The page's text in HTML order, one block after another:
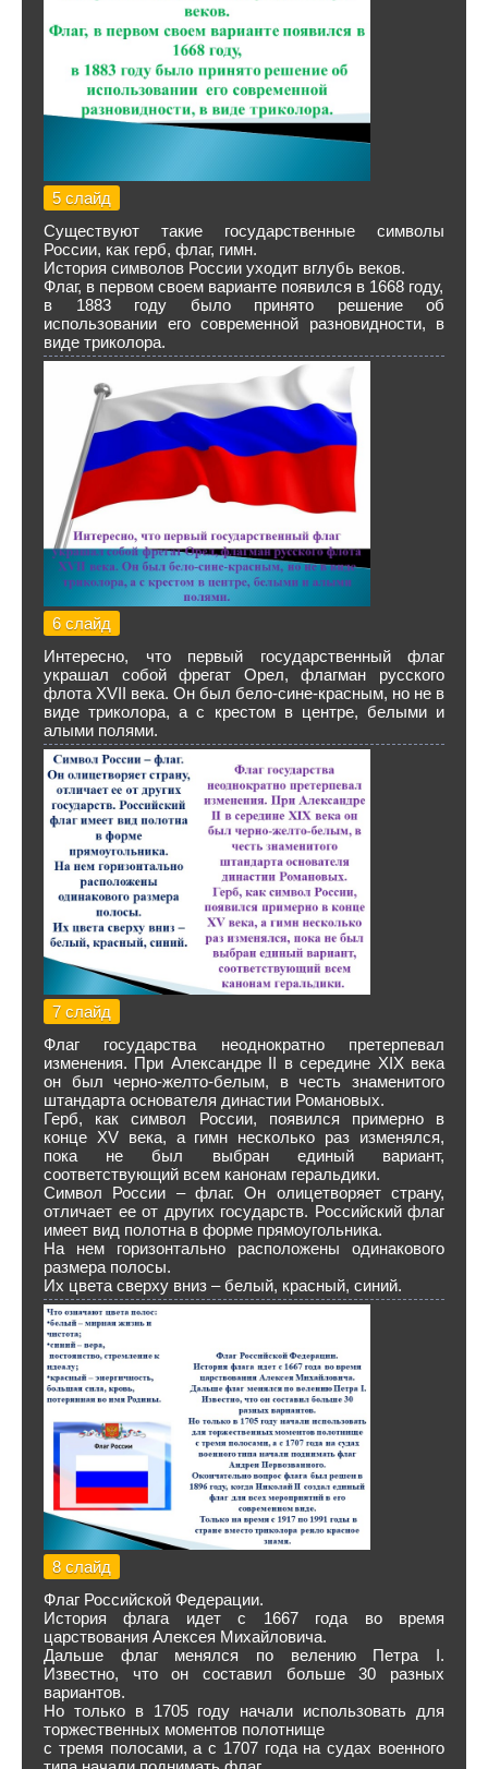
5 слайд
Существуют такие государственные символы
России, как герб, флаг, гимн.
История символов России уходит вглубь веков.
Флаг, в первом своем варианте появился в 1668 году,
в 1883 году было принято решение об
использовании его современной разновидности, в
виде триколора.
6 слайд
Интересно, что первый государственный флаг
украшал собой фрегат Орел, флагман русского
флота XVII века. Он был бело-сине-красным, но не в
виде триколора, а с крестом в центре, белыми и
алыми полями.
7 слайд
Флаг государства неоднократно претерпевал
изменения. При Александре II в середине XIX века
он был черно-желто-белым, в честь знаменитого
штандарта основателя династии Романовых.
Герб, как символ России, появился примерно в
конце XV века, а гимн несколько раз изменялся,
пока не был выбран единый вариант,
соответствующий всем канонам геральдики.
Символ России – флаг. Он олицетворяет страну,
отличает ее от других государств. Российский флаг
имеет вид полотна в форме прямоугольника.
На нем горизонтально расположены одинакового
размера полосы.
Их цвета сверху вниз – белый, красный, синий.
8 слайд
Флаг Российской Федерации.
История флага идет с 1667 года во время
царствования Алексея Михайловича.
Дальше флаг менялся по велению Петра I.
Известно, что он составил больше 30 разных
вариантов.
Но только в 1705 году начали использовать для
торжественных моментов полотнище
с тремя полосами, а с 1707 года на судах военного